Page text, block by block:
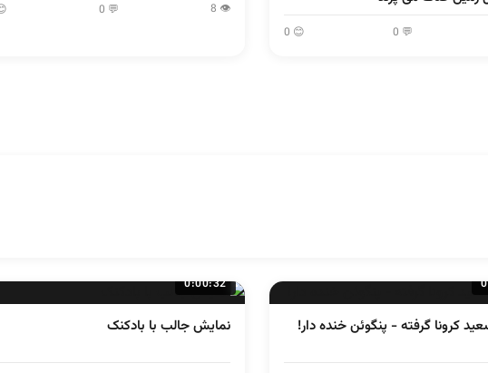
💬 0
😊 0
👁 8
💬 0
0
کرونا گرفته - پنگوئن خنده دار!
0:00:32
نمایش جالب با بادکنک